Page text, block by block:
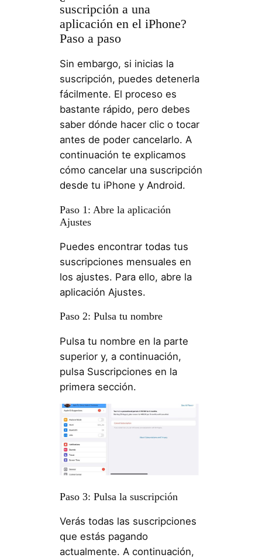
suscripción a una
aplicación en el iPhone?
Paso a paso
Sin embargo, si inicias la
suscripción, puedes detenerla
fácilmente. El proceso es
bastante rápido, pero debes
saber dónde hacer clic o tocar
antes de poder cancelarlo. A
continuación te explicamos
cómo cancelar una suscripción
desde tu iPhone y Android.
Paso 1: Abre la aplicación
Ajustes
Puedes encontrar todas tus
suscripciones mensuales en
los ajustes. Para ello, abre la
aplicación Ajustes.
Paso 2: Pulsa tu nombre
Pulsa tu nombre en la parte
superior y, a continuación,
pulsa Suscripciones en la
primera sección.
Paso 3: Pulsa la suscripción
Verás todas las suscripciones
que estás pagando
actualmente. A continuación,